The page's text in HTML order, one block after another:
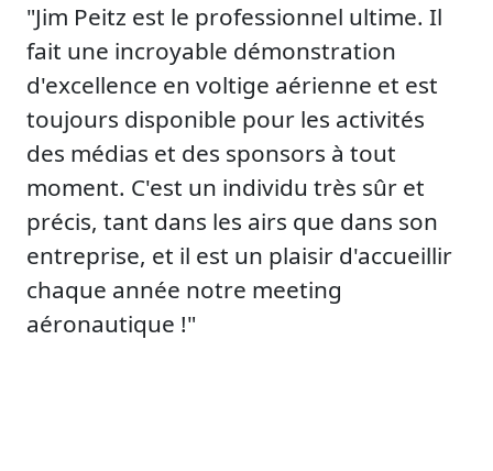
"Jim Peitz est le professionnel ultime. Il
fait une incroyable démonstration
d'excellence en voltige aérienne et est
toujours disponible pour les activités
des médias et des sponsors à tout
moment. C'est un individu très sûr et
précis, tant dans les airs que dans son
entreprise, et il est un plaisir d'accueillir
chaque année notre meeting
aéronautique !"